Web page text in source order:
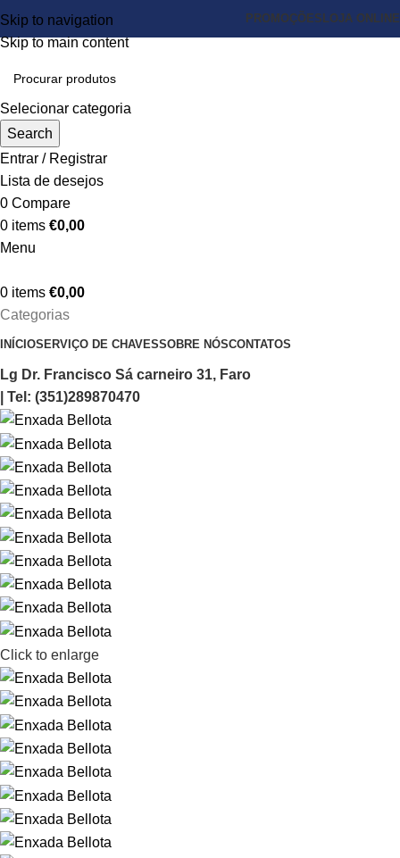
Skip to navigation
Skip to main content
PROMOÇÕES LOJA ONLINE
Selecionar categoria
Search
Entrar / Registrar
Lista de desejos
0 Compare
0 items €0,00
Menu
0 items €0,00
Categorias
INÍCIOSERVIÇO DE CHAVESSOBRE NÓSCONTATOS
Lg Dr. Francisco Sá carneiro 31, Faro
| Tel: (351)289870470
Click to enlarge